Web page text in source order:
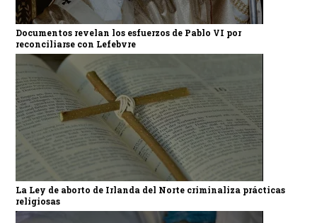
Documentos revelan los esfuerzos de Pablo VI por
reconciliarse con Lefebvre
La Ley de aborto de Irlanda del Norte criminaliza prácticas
religiosas